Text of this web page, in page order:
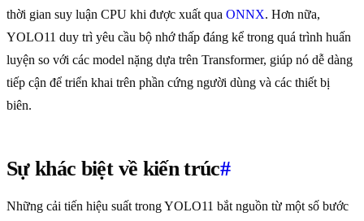
thời gian suy luận CPU khi được xuất qua ONNX. Hơn nữa,
YOLO11 duy trì yêu cầu bộ nhớ thấp đáng kể trong quá trình huấn
luyện so với các model nặng dựa trên Transformer, giúp nó dễ dàng
tiếp cận để triển khai trên phần cứng người dùng và các thiết bị
biên.
Sự khác biệt về kiến trúc#
Những cải tiến hiệu suất trong YOLO11 bắt nguồn từ một số bước